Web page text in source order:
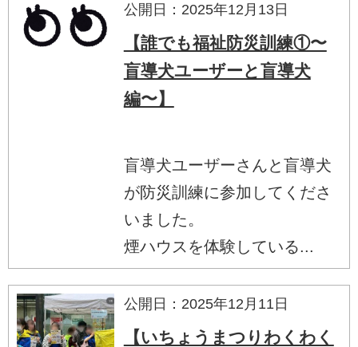
公開日：2025年12月13日
【誰でも福祉防災訓練①〜
盲導犬ユーザーと盲導犬
編〜】
盲導犬ユーザーさんと盲導犬
が防災訓練に参加してくださ
いました。
煙ハウスを体験している...
公開日：2025年12月11日
【いちょうまつりわくわく